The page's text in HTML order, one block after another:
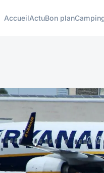
AccueilActuBon plan